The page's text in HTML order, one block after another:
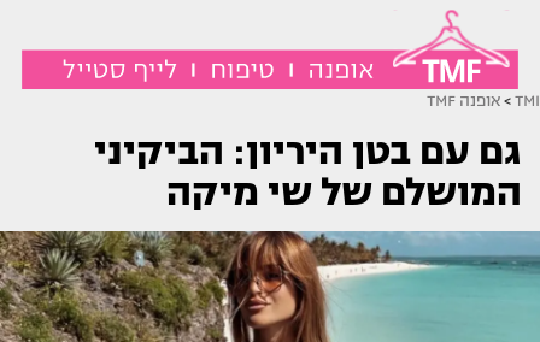
TMI
> אופנה TMF
גם עם בטן היריון: הביקיני
המושלם של שי מיקה